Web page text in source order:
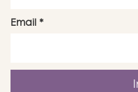
Email *